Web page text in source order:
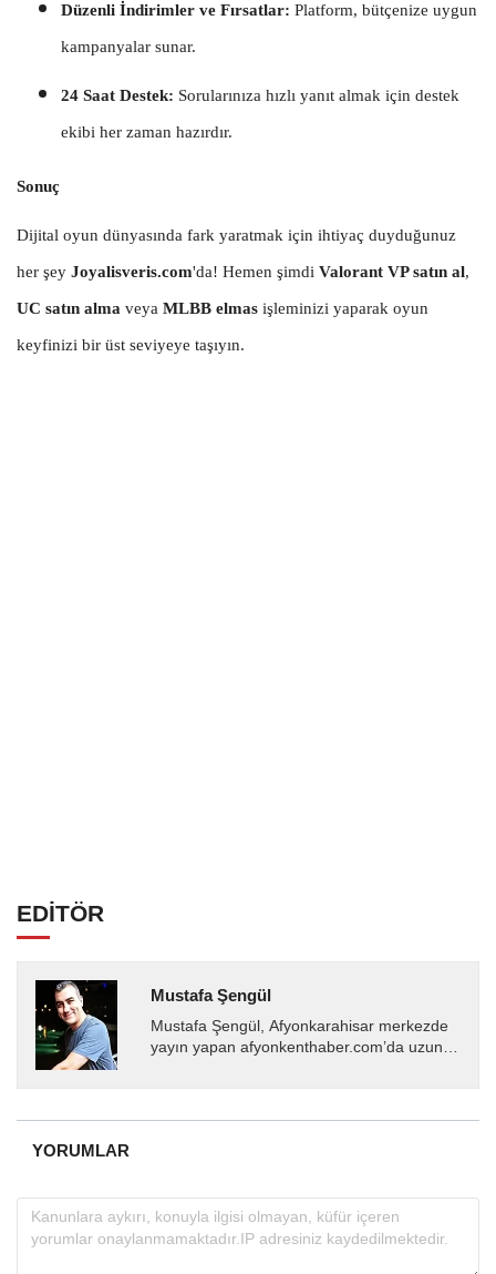
Düzenli İndirimler ve Fırsatlar: Platform, bütçenize uygun
kampanyalar sunar.
24 Saat Destek: Sorularınıza hızlı yanıt almak için destek
ekibi her zaman hazırdır.
Sonuç
Dijital oyun dünyasında fark yaratmak için ihtiyaç duyduğunuz
her şey Joyalisveris.com'da! Hemen şimdi Valorant VP satın al,
UC satın alma veya MLBB elmas işleminizi yaparak oyun
keyfinizi bir üst seviyeye taşıyın.
EDİTÖR
Mustafa Şengül
Mustafa Şengül, Afyonkarahisar merkezde
yayın yapan afyonkenthaber.com’da uzun
almakta, haber akışı...
YORUMLAR